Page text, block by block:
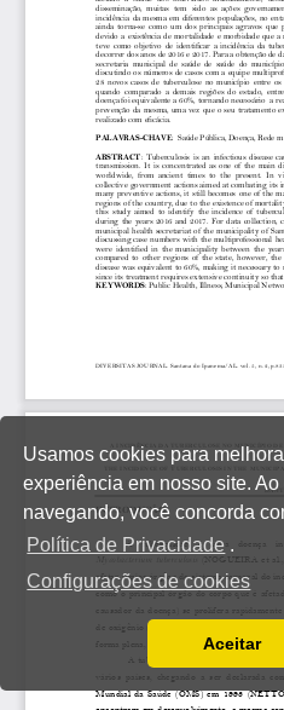
Usamos cookies para
experiência em nosso site.
navegando, você concorda
Política de Privacidade .
Configurações de cookies
Ler a nossa Política de
Você pode desabilitá-los
Aceitar